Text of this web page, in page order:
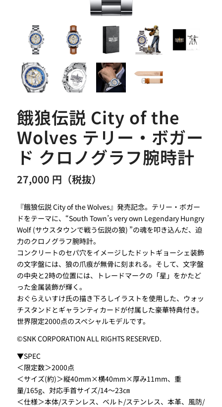
餓狼伝説 City of the
Wolves テリー・ボガー
ド クロノグラフ腕時計
27,000 円（税抜）
『餓狼伝説 City of the Wolves』発売記念。テリー・ボガー
ドをテーマに、“South Town’s very own Legendary Hungry
Wolf (サウスタウンで戦う伝説の狼) ”の魂を叩き込んだ、迫
力のクロノグラフ腕時計。
コンクリートのセパ穴をイメージしたドットギョーシェ装飾
の文字盤には、狼の爪痕が無骨に刻まれる。そして、文字盤
の中央と2時の位置には、トレードマークの「星」をかたど
った金属装飾が輝く。
おぐらえいすけ氏の描き下ろしイラストを使用した、ウォッ
チスタンドとギャランティカードが付属した豪華特典付き。
世界限定2000点のスペシャルモデルです。
©SNK CORPORATION ALL RIGHTS RESERVED.
▼SPEC
＜限定数＞2000点
＜サイズ(約)＞縦40mm×横40mm×厚み11mm、重
量/165g、対応手首サイズ/14～23㎝
＜仕様＞本体/ステンレス、ベルト/ステンレス、本革、風防/